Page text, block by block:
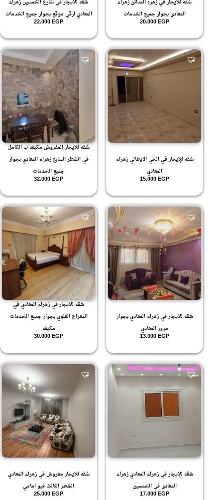
ارضي
ارضي بجاردن
ارضي مرتفع
ارضي واول
ارضي وبيزمينت
الارضي
الاول علوي
بيزمينت
شقه للايجار في زهره المدائن زهراء
المعادي بجوار جميع الخدمات
20.000EGP
شقه للايجار في شارع الخمسين زهراء
المعادي ارقي موقع بجوار جميع الخدمات
22.000EGP
شقه للإيجار في الحي الايطالي زهراء
المعادي
15.000EGP
شقه للايجار المفروش مكيفه ب الكامل
في الشطر السابع زهراء المعادي بجوار
جميع الخدمات
32.000EGP
شقه للايجار في زهراء المعادي بجوار
مرور المعادي
13.000EGP
شقه للايجار في زهراء المعادي في
المعراج العلوي بجوار جميع الخدمات
مكيفه
30.000EGP
شقه للإيجار في زهراء المعادي زهراء
المعادي في الخمسين
17.000EGP
شقه للايجار مفروش في زهراء المعادي
الشطر الثالث فيو امامي
25.000EGP